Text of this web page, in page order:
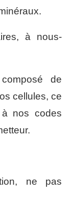
à nous-
de
cellules, ce
nos codes
ne pas